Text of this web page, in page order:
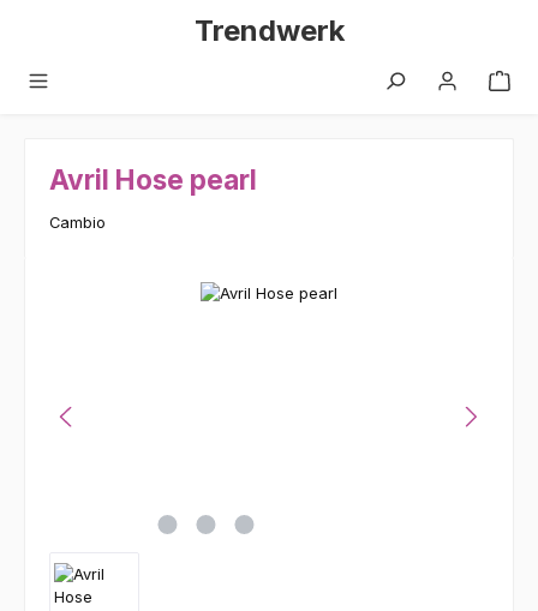
Zum Hauptinhalt springenTrendwerk
Avril Hose pearl
Cambio
Bildergalerie überspringen